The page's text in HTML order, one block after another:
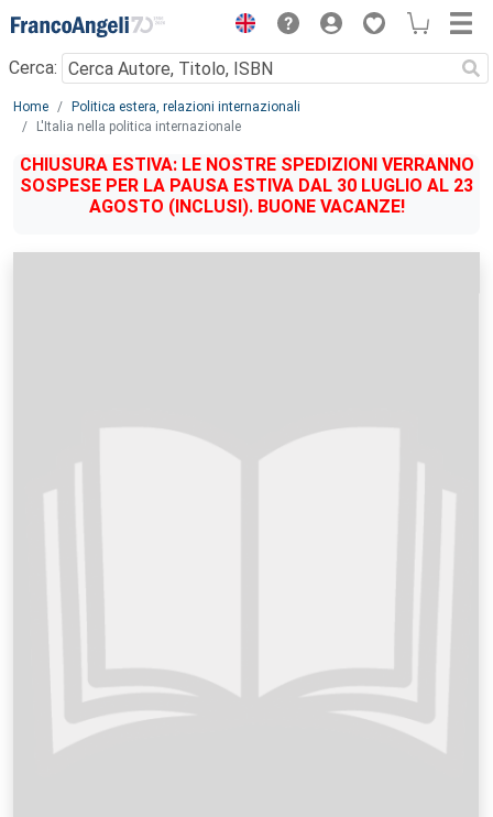
Menu
Cerca:
Main content
Home
Politica estera, relazioni internazionali
L'Italia nella politica internazionale
CHIUSURA ESTIVA: LE NOSTRE SPEDIZIONI VERRANNO
SOSPESE PER LA PAUSA ESTIVA DAL 30 LUGLIO AL 23
AGOSTO (INCLUSI). BUONE VACANZE!